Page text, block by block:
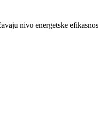
nivo energetske